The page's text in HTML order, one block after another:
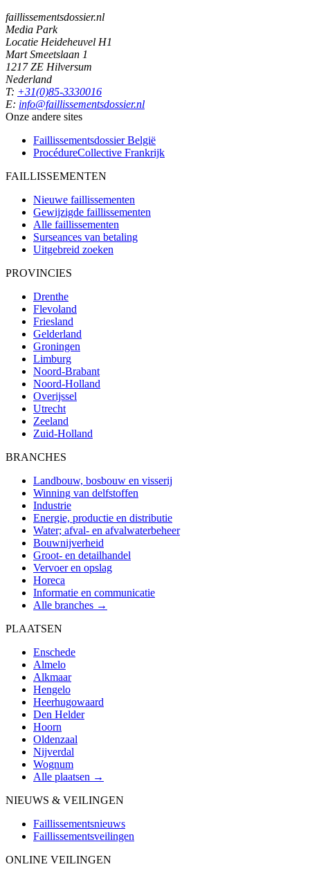
faillissementsdossier.nl
Media Park
Locatie Heideheuvel H1
Mart Smeetslaan 1
1217 ZE Hilversum
Nederland
T: +31(0)85-3330016
E: info@faillissementsdossier.nl
Onze andere sites
Faillissementsdossier België
ProcédureCollective Frankrijk
FAILLISSEMENTEN
Nieuwe faillissementen
Gewijzigde faillissementen
Alle faillissementen
Surseances van betaling
Uitgebreid zoeken
PROVINCIES
Drenthe
Flevoland
Friesland
Gelderland
Groningen
Limburg
Noord-Brabant
Noord-Holland
Overijssel
Utrecht
Zeeland
Zuid-Holland
BRANCHES
Landbouw, bosbouw en visserij
Winning van delfstoffen
Industrie
Energie, productie en distributie
Water; afval- en afvalwaterbeheer
Bouwnijverheid
Groot- en detailhandel
Vervoer en opslag
Horeca
Informatie en communicatie
Alle branches →
PLAATSEN
Enschede
Almelo
Alkmaar
Hengelo
Heerhugowaard
Den Helder
Hoorn
Oldenzaal
Nijverdal
Wognum
Alle plaatsen →
NIEUWS & VEILINGEN
Faillissementsnieuws
Faillissementsveilingen
ONLINE VEILINGEN